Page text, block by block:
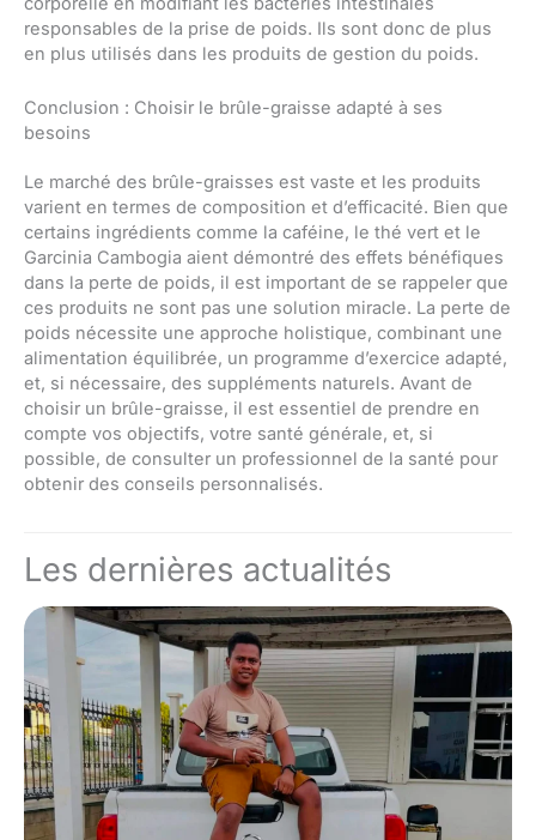
responsables de la prise de poids. Ils sont donc de plus
en plus utilisés dans les produits de gestion du poids.
Conclusion : Choisir le brûle-graisse adapté à ses
besoins
Le marché des brûle-graisses est vaste et les produits
varient en termes de composition et d’efficacité. Bien que
certains ingrédients comme la caféine, le thé vert et le
Garcinia Cambogia aient démontré des effets bénéfiques
dans la perte de poids, il est important de se rappeler que
ces produits ne sont pas une solution miracle. La perte de
poids nécessite une approche holistique, combinant une
alimentation équilibrée, un programme d’exercice adapté,
et, si nécessaire, des suppléments naturels. Avant de
choisir un brûle-graisse, il est essentiel de prendre en
compte vos objectifs, votre santé générale, et, si
possible, de consulter un professionnel de la santé pour
obtenir des conseils personnalisés.
Les dernières actualités